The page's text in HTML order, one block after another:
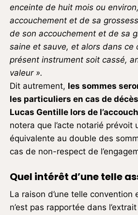
enceinte de huit mois ou
accouchement et de sa
de son accouchement et de sa
saine et sauve, et alors dans ce
présent instrument soit cassé,
valeur ».
Dit autrement, les sommes
les particuliers en cas de décès
Lucas Gentille lors de
notera que l’acte notarié prévoit
équivalente au double des
cas de non-respect de
Quel intérêt d’une telle
La raison d’une telle convention
n’est pas rapportée dans